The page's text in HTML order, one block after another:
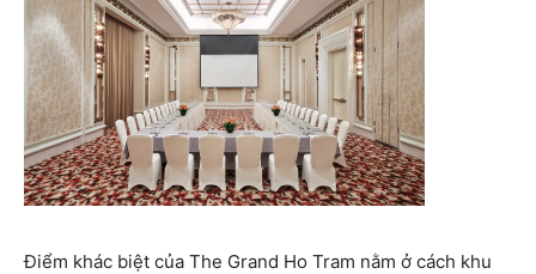
Điểm khác biệt của The Grand Ho Tram nằm ở cách khu